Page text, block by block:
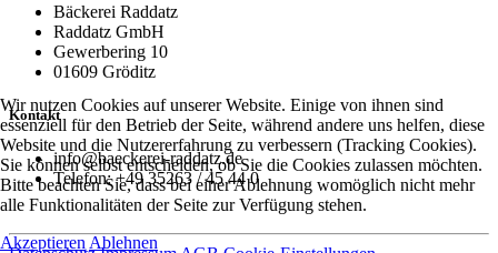
Bäckerei Raddatz
Raddatz GmbH
Gewerbering 10
01609 Gröditz
Kontakt
info@baeckerei-raddatz.de
Telefon: +49 35263 / 45 44 0
Wir nutzen Cookies auf unserer Website. Einige von ihnen sind
essenziell für den Betrieb der Seite, während andere uns helfen, diese
Website und die Nutzererfahrung zu verbessern (Tracking Cookies).
Sie können selbst entscheiden, ob Sie die Cookies zulassen möchten.
Bitte beachten Sie, dass bei einer Ablehnung womöglich nicht mehr
alle Funktionalitäten der Seite zur Verfügung stehen.
Akzeptieren Ablehnen